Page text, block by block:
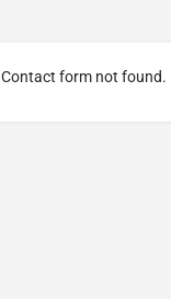
Contact form not found.